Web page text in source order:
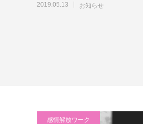
を廃止し、2時間20000円～
2019.05.13 お知らせ
感情解放ワーク